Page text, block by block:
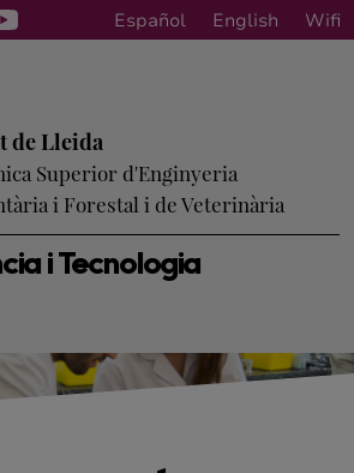
Español English Wifi
i Tecnologia
de Lleida
Superior d'Enginyeria
i Forestal i de Veterinària